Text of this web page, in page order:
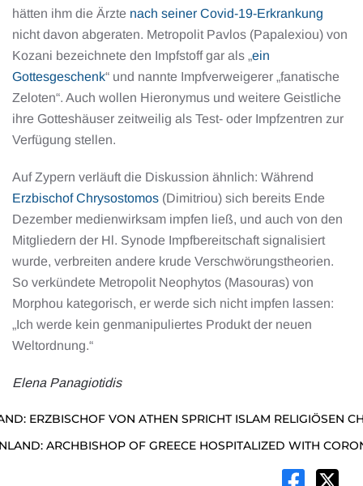
hätten ihm die Ärzte nach seiner Covid-19-Erkrankung
nicht davon abgeraten. Metropolit Pavlos (Papalexiou) von
Kozani bezeichnete den Impfstoff gar als „ein
Gottesgeschenk“ und nannte Impfverweigerer „fanatische
Zeloten“. Auch wollen Hieronymus und weitere Geistliche
ihre Gotteshäuser zeitweilig als Test- oder Impfzentren zur
Verfügung stellen.
Auf Zypern verläuft die Diskussion ähnlich: Während
Erzbischof Chrysostomos (Dimitriou) sich bereits Ende
Dezember medienwirksam impfen ließ, und auch von den
Mitgliedern der Hl. Synode Impfbereitschaft signalisiert
wurde, verbreiten andere krude Verschwörungstheorien.
So verkündete Metropolit Neophytos (Masouras) von
Morphou kategorisch, er werde sich nicht impfen lassen:
„Ich werde kein genmanipuliertes Produkt der neuen
Weltordnung.“
Elena Panagiotidis
ERZBISCHOF VON ATHEN SPRICHT ISLAM RELIGIÖSEN
ARCHBISHOP OF GREECE HOSPITALIZED WITH